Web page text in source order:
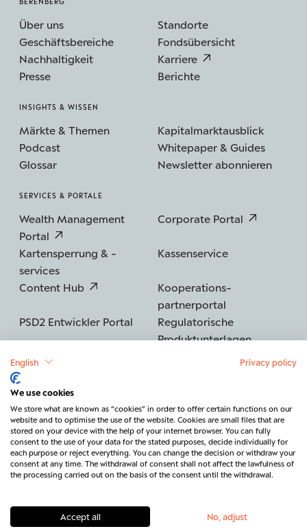
Über uns
Standorte
Geschäftsbereiche
Fondsübersicht
Nachhaltigkeit
Karriere
Presse
Berichte
INSIGHTS & WISSEN
Märkte & Themen
Kapitalmarktausblick
Podcast
Whitepaper & Guides
Glossar
Newsletter abonnieren
SERVICES & PORTALE
Wealth Management
Portal
Corporate Portal
Kartensperrung & -
services
Kassenservice
Content Hub
Kooperations­
partnerportal
PSD2 Entwickler Portal
Regulatorische
Produktunterlagen
Datenschutz Sicherheit Barrierefreiheit
Rechtliches & Regulatorik
Vertrag widerrufen Kontakt
English Privacy policy
We use cookies
We store what are known as “cookies” in order to offer certain functions on our
website and to optimise the use of the website. Cookies are small files that are
stored on your device with the help of your internet browser. You can fully
consent to the use of your data for the stated purposes, decide individually for
each purpose or reject everything. You can change the decision or withdraw your
consent at any time. The withdrawal of consent shall not affect the lawfulness of
the processing carried out on the basis of the consent until the withdrawal.
Accept all No, adjust